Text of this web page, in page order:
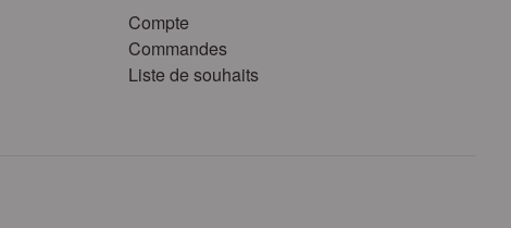
Compte
Commandes
Liste de souhaits